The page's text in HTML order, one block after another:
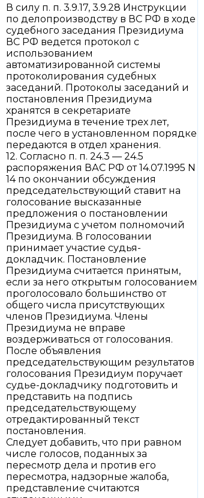
В силу п. п. 3.9.17, 3.9.28 Инструкции
по делопроизводству в ВС РФ в ходе
судебного заседания Президиума
ВС РФ ведется протокол с
использованием
автоматизированной системы
протоколирования судебных
заседаний. Протоколы заседаний и
постановления Президиума
хранятся в секретариате
Президиума в течение трех лет,
после чего в установленном порядке
передаются в отдел хранения.
12. Согласно п. п. 24.3 — 24.5
распоряжения ВАС РФ от 14.07.1995 N
14 по окончании обсуждения
председательствующий ставит на
голосование высказанные
предложения о постановлении
Президиума с учетом полномочий
Президиума. В голосовании
принимает участие судья-
докладчик. Постановление
Президиума считается принятым,
если за него открытым голосованием
проголосовало большинство от
общего числа присутствующих
членов Президиума. Члены
Президиума не вправе
воздерживаться от голосования.
После объявления
председательствующим результатов
голосования Президиум поручает
судье-докладчику подготовить и
представить на подпись
председательствующему
отредактированный текст
постановления.
Следует добавить, что при равном
числе голосов, поданных за
пересмотр дела и против его
пересмотра, надзорные жалоба,
представление считаются